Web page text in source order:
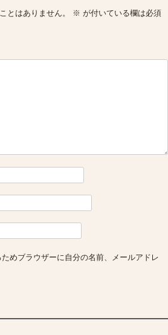
とはありません。 ※ が付いている欄は必須
めブラウザーに自分の名前、メールアドレ